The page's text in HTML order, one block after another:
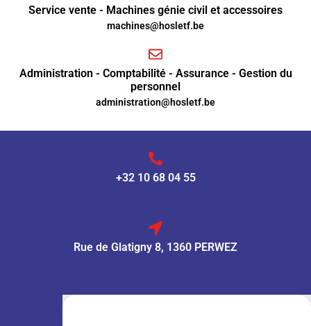
Service vente - Machines génie civil et accessoires
machines@hosletf.be
Administration - Comptabilité - Assurance - Gestion du
personnel
administration@hosletf.be
+32 10 68 04 55
Rue de Glatigny 8, 1360 PERWEZ